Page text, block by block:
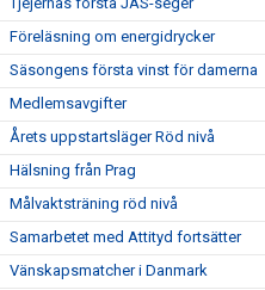
Föreläsning om energidrycker
Säsongens första vinst för damerna
Medlemsavgifter
Årets uppstartsläger Röd nivå
Hälsning från Prag
Målvaktsträning röd nivå
Samarbetet med Attityd fortsätter
Vänskapsmatcher i Danmark